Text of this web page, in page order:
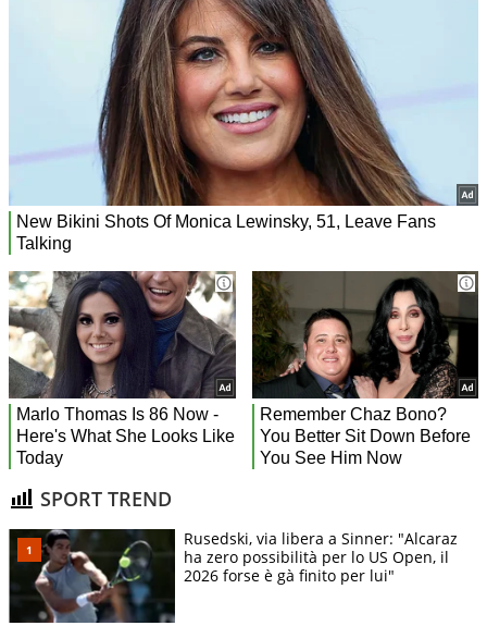
SPORT TREND
Rusedski, via libera a Sinner: "Alcaraz
ha zero possibilità per lo US Open, il
2026 forse è gà finito per lui"